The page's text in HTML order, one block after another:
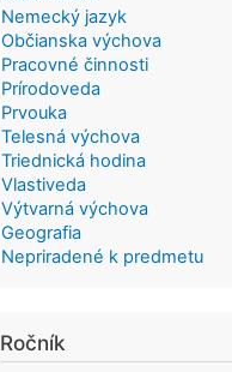
Nemecký jazyk
Občianska výchova
Pracovné činnosti
Prírodoveda
Prvouka
Telesná výchova
Triednická hodina
Vlastiveda
Výtvarná výchova
Geografia
Nepriradené k predmetu
Ročník